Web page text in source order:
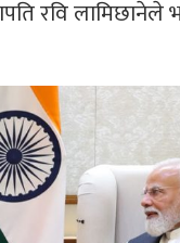
रवि लामिछानेले